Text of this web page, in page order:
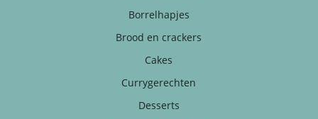
Borrelhapjes
Brood en crackers
Cakes
Currygerechten
Desserts